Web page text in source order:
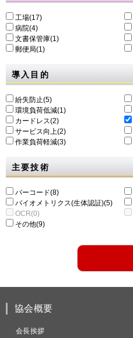
工場(17)
病院(4)
文書保管庫(1)
郵便局(1)
導入目的
紛失防止(5)
環境負荷低減(1)
カードレス(2)
サービス向上(2)
作業負荷軽減(3)
主要技術
バーコード(8)
バイオメトリクス(生体認証)(5)
OCR(0)
その他(9)
協会概要
会長挨拶